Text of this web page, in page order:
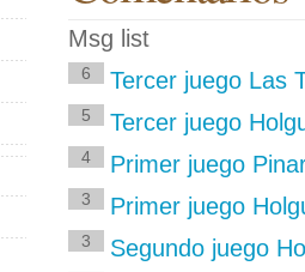
Msg list
6 Tercer juego Las
5 Tercer juego
4 Primer juego
3 Primer juego
3 Segundo juego